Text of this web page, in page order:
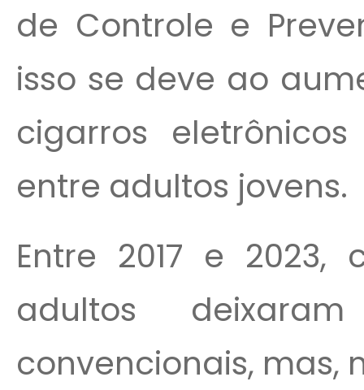
de Controle e
isso se deve ao
cigarros
entre adultos jovens.
Entre 2017 e
adultos
convencionais, mas,